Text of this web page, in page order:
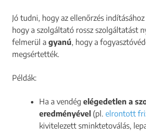
Jó tudni, hogy az ellenőrzés
hogy a szolgáltató rossz szolgáltatást
felmerül a gyanú, hogy a
megsértették.
Példák:
Ha a vendég elégedetlen a
eredményével (pl. elrontott
kivitelezett sminktetoválás,